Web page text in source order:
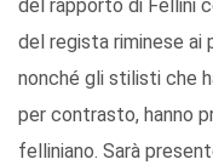
del rapporto di Fellini
del regista riminese
nonché gli stilisti che
per contrasto, hanno
felliniano. Sarà